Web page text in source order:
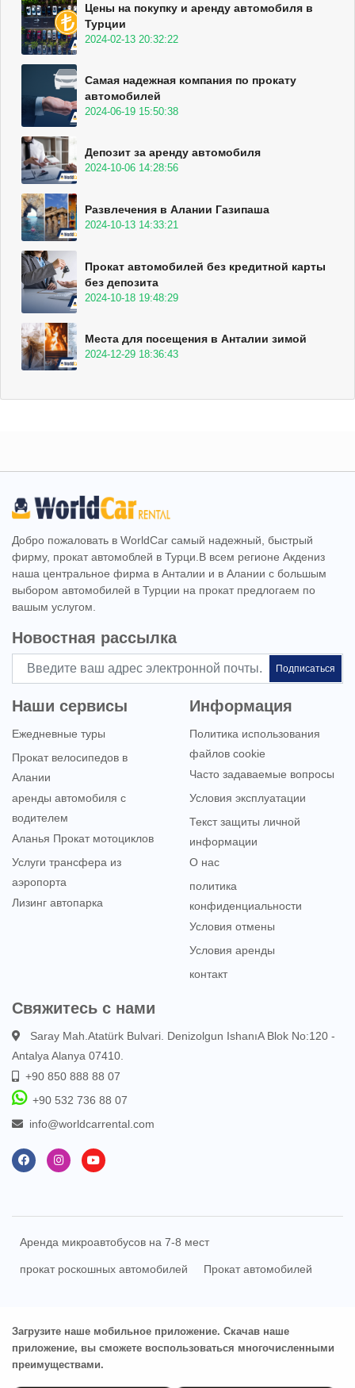
Цены на покупку и аренду автомобиля в
Турции
2024-02-13 20:32:22
Самая надежная компания по прокату
автомобилей
2024-06-19 15:50:38
Депозит за аренду автомобиля
2024-10-06 14:28:56
Развлечения в Алании Газипаша
2024-10-13 14:33:21
Прокат автомобилей без кредитной карты
без депозита
2024-10-18 19:48:29
Места для посещения в Анталии зимой
2024-12-29 18:36:43
Добро пожаловать в WorldCar самый надежный, быстрый
фирму, прокат автомоблей в Турци.В всем регионе Акдениз
наша центральное фирма в Анталии и в Алании с большым
выбором автомобилей в Турции на прокат предлогаем по
вашым услугом.
Новостная рассылка
Подписаться
Наши сервисы
Ежедневные туры
Прокат велосипедов в
Алании
аренды автомобиля с
водителем
Аланья Прокат мотоциклов
Услуги трансфера из
аэропорта
Лизинг автопарка
Информация
Политика использования
файлов cookie
Часто задаваемые вопросы
Условия эксплуатации
Текст защиты личной
информации
О нас
политика
конфиденциальности
Условия отмены
Условия аренды
контакт
Свяжитесь с нами
Saray Mah.Atatürk Bulvari. Denizolgun IshanıA Blok No:120 -
Antalya Alanya 07410.
+90 850 888 88 07
+90 532 736 88 07
info@worldcarrental.com
Аренда микроавтобусов на 7-8 мест
прокат роскошных автомобилей Прокат автомобилей
Загрузите наше мобильное приложение. Скачав наше
приложение, вы сможете воспользоваться многочисленными
преимуществами.